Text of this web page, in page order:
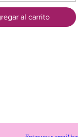
al carrito